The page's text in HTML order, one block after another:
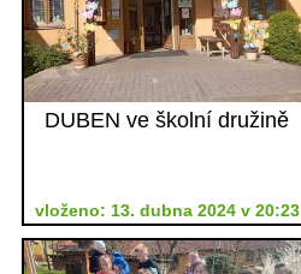
DUBEN ve školní družině
vloženo: 13. dubna 2024 v 20:23